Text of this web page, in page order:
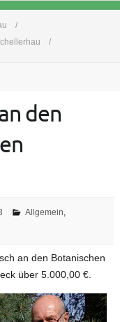
den
Allgemein,
an den Botanischen
über 5.000,00 €.